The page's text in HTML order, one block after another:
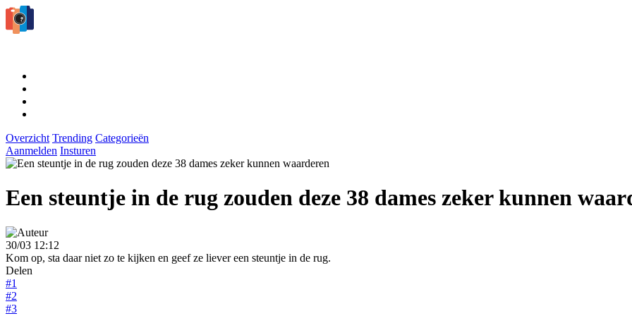
Overzicht Trending Categorieën
Aanmelden Insturen
Een steuntje in de rug zouden deze 38 dames zeker kunnen
30/03 12:12
Kom op, sta daar niet zo te kijken en geef ze liever een steuntje in de rug.
Delen
#1
#2
#3